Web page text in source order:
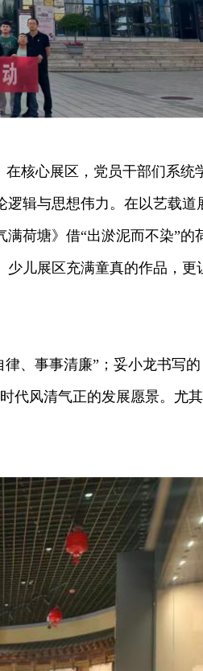
在核心展区，党员干部们系
辑与思想伟力。在以艺载
荷塘》借“出淤泥而不染”
儿展区充满童真的作品，
、事事清廉”；妥小龙书写
代风清气正的发展愿景。尤